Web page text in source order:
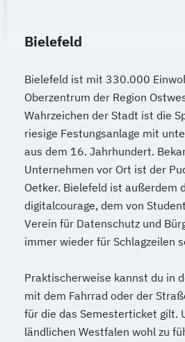
Bielefeld
Bielefeld ist mit 330.000
Oberzentrum der Region
Wahrzeichen der Stadt ist die
riesige Festungsanlage mit
aus dem 16. Jahrhundert.
Unternehmen vor Ort ist der
Oetker. Bielefeld ist außerdem
digitalcourage, dem von
Verein für Datenschutz und
immer wieder für Schlagzeilen
Praktischerweise kannst du in
mit dem Fahrrad oder der
für die das Semesterticket gilt.
ländlichen Westfalen wohl zu